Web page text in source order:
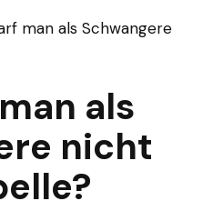
man als Schwangere
als
nicht